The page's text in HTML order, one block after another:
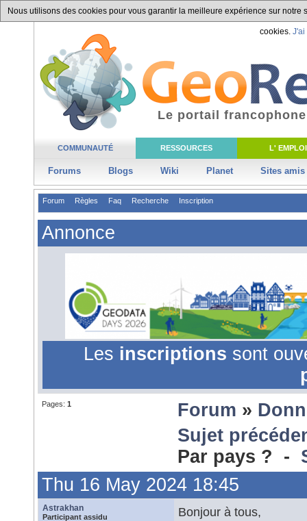
Nous utilisons des cookies pour vous garantir la meilleure expérience sur
cookies. J'ai
COMMUNAUTÉ RESSOURCES L' EMPLOI
Forums Blogs Wiki Planet Sites amis
Le portail
Forum Règles Faq Recherche Inscription
Annonce
Les inscriptions sont
Pages: 1 Forum »
Sujet
Par pays ? -
Thu 16 May 2024 18:45
Astrakhan
Participant assidu
Bonjour à tous,